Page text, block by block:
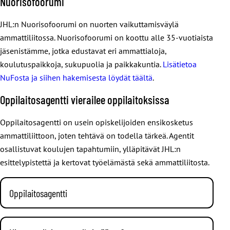
jäsenyhdistysten ja yhteisjärjestöjen esittämät aloitteet
liiton toimintakertomuksen
tilinpäätöksen.
ammattialafoorumeihin. Juuri sinulle oikeaan foorumiin
JHL:n Nuorisofoorumi on nuorten vaikuttamisväylä
ammattiliitossa. Nuorisofoorumi on koottu alle 35-vuotiaista
jäsenistämme, jotka edustavat eri ammattialoja,
koulutuspaikkoja, sukupuolia ja paikkakuntia. Lisätietoa
NuFosta ja siihen hakemisesta löydät täältä.
Oppilaitosagentti vierailee oppilaitoksissa
Oppilaitosagentti on usein opiskelijoiden ensikosketus
ammattiliittoon, joten tehtävä on todella tärkeä. Agentit
osallistuvat koulujen tapahtumiin, ylläpitävät JHL:n
esittelypistettä ja kertovat työelämästä sekä ammattiliitosta.
Oppilaitosagentti
Koulutamme agenttejamme säännöllisesti. Lisäksi agentit
tapaavat vuosittain agenttiakatemian päivillä, joissa jaetaan